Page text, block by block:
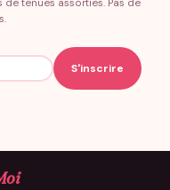
tenues assorties. Pas de